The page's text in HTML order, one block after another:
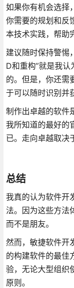
如果你有机会选择
你需要的规划和反
本技术实践，帮助
建议随时保持警惕
D和重构”就是我
的。但是，你还需
于可以随时识别并
制作出卓越的软
我所知道的最好
已。走向卓越取决
总结
我真的认为软件开
法。因为这些方法
而不是朋友。
然而，敏捷软件开
的构建软件的最佳
验，无论大型组织
原则。